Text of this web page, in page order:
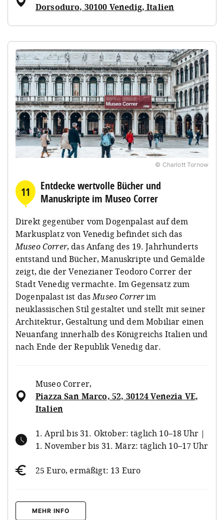
Dorsoduro, 30100 Venedig, Italien
© Charlott Tornow
11
Entdecke wertvolle Bücher und
Manuskripte im Museo Correr
Direkt gegenüber vom Dogenpalast auf dem
Markusplatz von Venedig befindet sich das
Museo Correr, das Anfang des 19. Jahrhunderts
entstand und Bücher, Manuskripte und Gemälde
zeigt, die der Venezianer Teodoro Correr der
Stadt Venedig vermachte. Im Gegensatz zum
Dogenpalast ist dasMuseo Correrim
neuklassischen Stil gestaltet und stellt mit seiner
Architektur, Gestaltung und dem Mobiliar einen
Neuanfang innerhalb des Königreichs Italien und
nach Ende der Republik Venedig dar.
Museo Correr,
Piazza San Marco, 52, 30124 Venezia VE,
Italien
1. April bis 31. Oktober: täglich 10–18 Uhr |
1. November bis 31. März: täglich 10–17 Uhr
25 Euro, ermäßigt: 13 Euro
MEHR INFO